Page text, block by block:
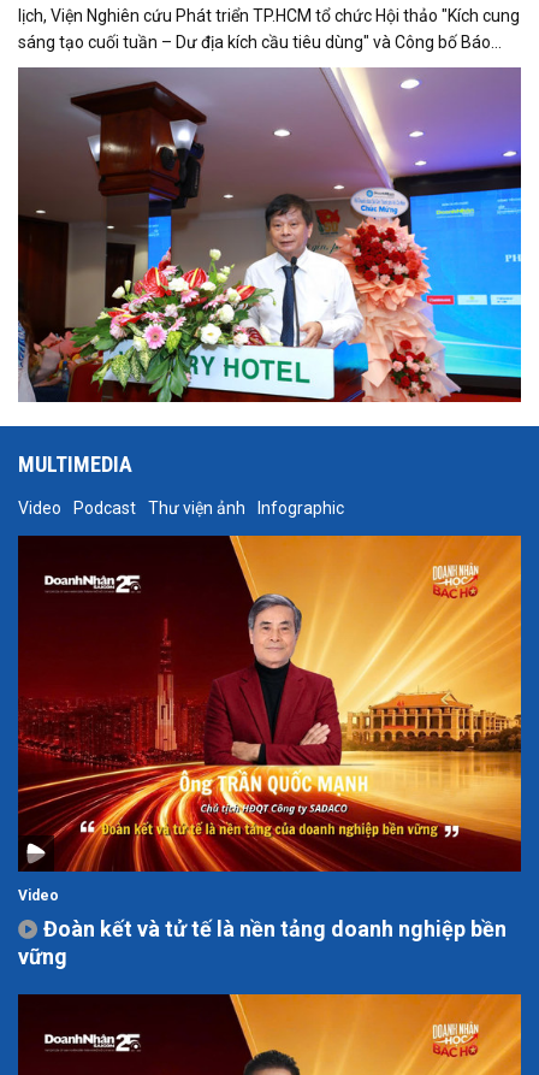
lịch, Viện Nghiên cứu Phát triển TP.HCM tổ chức Hội thảo "Kích cung
sáng tạo cuối tuần – Dư địa kích cầu tiêu dùng" và Công bố Báo
cáo năng lực phát triển doanh nghiệp TP.HCM năm 2025. Trân
trọng giới thiệu phát biểu của ông Trần Trọng Dũng - Phó Chủ tịch
Hội Nhà báo Việt Nam tại Hội thảo.
MULTIMEDIA
Video Podcast Thư viện ảnh Infographic
Video
Đoàn kết và tử tế là nền tảng doanh nghiệp bền
vững